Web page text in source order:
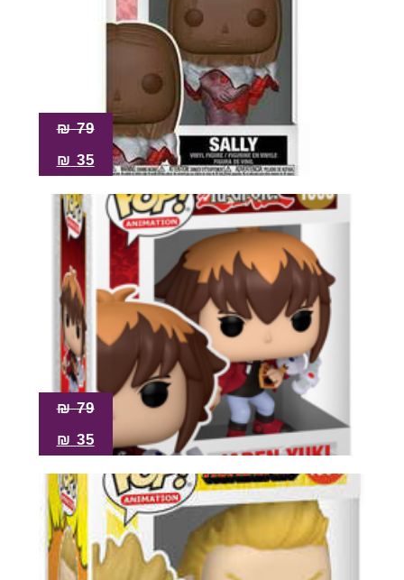
79
₪
35
₪
79
₪
35
₪